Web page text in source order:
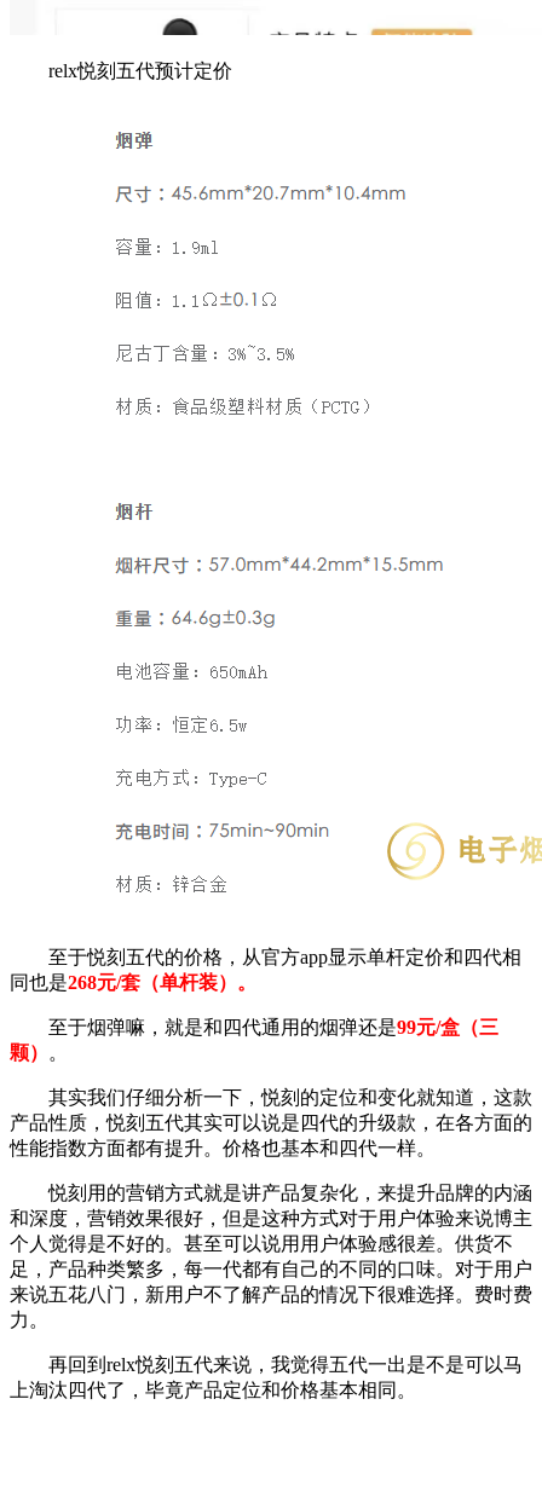
relx悦刻五代预计定价
至于悦刻五代的价格，从官方app显示单杆定价和四代相
同也是268元/套（单杆装）。
至于烟弹嘛，就是和四代通用的烟弹还是99元/盒（三
颗）
。
其实我们仔细分析一下，悦刻的定位和变化就知道，这款
产品性质，悦刻五代其实可以说是四代的升级款，在各方面的
性能指数方面都有提升。价格也基本和四代一样。
悦刻用的营销方式就是讲产品复杂化，来提升品牌的内涵
和深度，营销效果很好，但是这种方式对于用户体验来说博主
个人觉得是不好的。甚至可以说用用户体验感很差。供货不
足，产品种类繁多，每一代都有自己的不同的口味。对于用户
来说五花八门，新用户不了解产品的情况下很难选择。费时费
力。
再回到relx悦刻五代来说，我觉得五代一出是不是可以马
上淘汰四代了，毕竟产品定位和价格基本相同。